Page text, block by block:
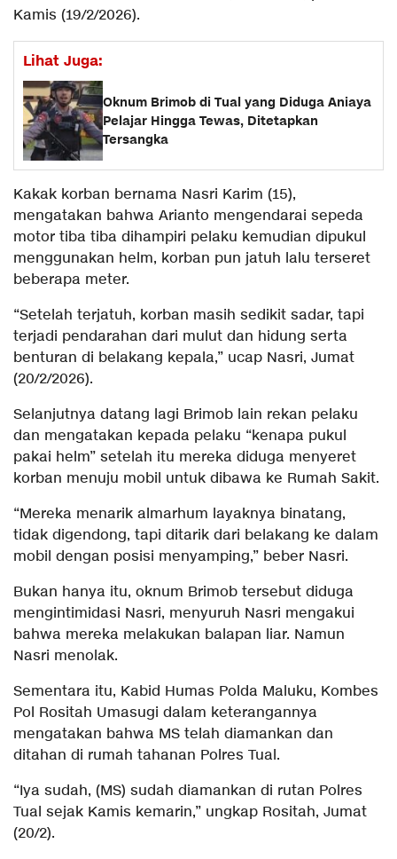
Kamis (19/2/2026).
Lihat Juga:
Oknum Brimob di Tual yang Diduga Aniaya
Pelajar Hingga Tewas, Ditetapkan
Tersangka
Kakak korban bernama Nasri Karim (15),
mengatakan bahwa Arianto mengendarai sepeda
motor tiba tiba dihampiri pelaku kemudian dipukul
menggunakan helm, korban pun jatuh lalu terseret
beberapa meter.
“Setelah terjatuh, korban masih sedikit sadar, tapi
terjadi pendarahan dari mulut dan hidung serta
benturan di belakang kepala,” ucap Nasri, Jumat
(20/2/2026).
Selanjutnya datang lagi Brimob lain rekan pelaku
dan mengatakan kepada pelaku “kenapa pukul
pakai helm” setelah itu mereka diduga menyeret
korban menuju mobil untuk dibawa ke Rumah Sakit.
“Mereka menarik almarhum layaknya binatang,
tidak digendong, tapi ditarik dari belakang ke dalam
mobil dengan posisi menyamping,” beber Nasri.
Bukan hanya itu, oknum Brimob tersebut diduga
mengintimidasi Nasri, menyuruh Nasri mengakui
bahwa mereka melakukan balapan liar. Namun
Nasri menolak.
Sementara itu, Kabid Humas Polda Maluku, Kombes
Pol Rositah Umasugi dalam keterangannya
mengatakan bahwa MS telah diamankan dan
ditahan di rumah tahanan Polres Tual.
“Iya sudah, (MS) sudah diamankan di rutan Polres
Tual sejak Kamis kemarin,” ungkap Rositah, Jumat
(20/2).